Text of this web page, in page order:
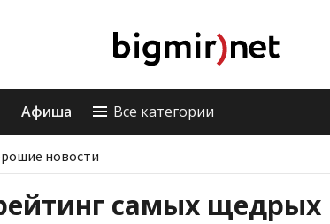
Афиша Все категории
новости
самых щедрых